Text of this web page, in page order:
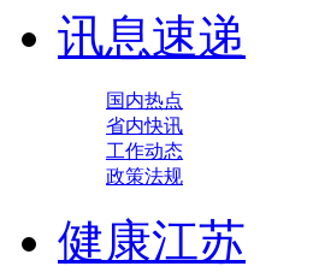
讯息速递
国内热点
省内快讯
工作动态
政策法规
健康江苏